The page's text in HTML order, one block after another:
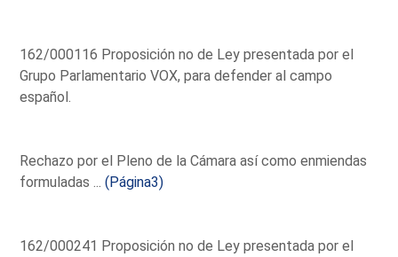
162/000116 Proposición no de Ley presentada por el
Grupo Parlamentario VOX, para defender al campo
español.
Rechazo por el Pleno de la Cámara así como enmiendas
formuladas ...(Página3)
162/000241 Proposición no de Ley presentada por el